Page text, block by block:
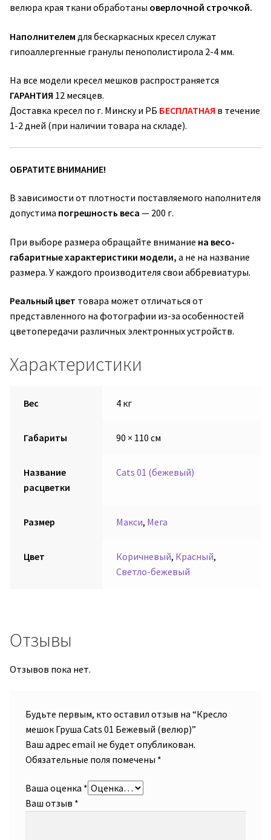
велюра края ткани обработаны оверлочной строчкой.
Наполнителем для бескаркасных кресел служат
гипоаллергенные гранулы пенополистирола 2-4 мм.
На все модели кресел мешков распространяется
ГАРАНТИЯ 12 месяцев.
Доставка кресел по г. Минску и РБ БЕСПЛАТНАЯ в течение
1-2 дней (при наличии товара на складе).
ОБРАТИТЕ ВНИМАНИЕ!
В зависимости от плотности поставляемого наполнителя
допустима погрешность веса — 200 г.
При выборе размера обращайте внимание на весо-
габаритные характеристики модели, а не на название
размера. У каждого производителя свои аббревиатуры.
Реальный цвет товара может отличаться от
представленного на фотографии из-за особенностей
цветопередачи различных электронных устройств.
Характеристики
Вес 4 кг
Габариты 90 × 110 см
Название
расцветки
Cats 01 (бежевый)
Размер Макси, Мега
Цвет Коричневый, Красный,
Светло-бежевый
Отзывы
Отзывов пока нет.
Будьте первым, кто оставил отзыв на “Кресло
мешок Груша Cats 01 Бежевый (велюр)”
Ваш адрес email не будет опубликован.
Обязательные поля помечены *
Ваша оценка *
Ваш отзыв *